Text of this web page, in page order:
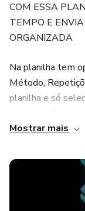
COM ESSA
TEMPO E
ORGANIZADA
Na planilha tem
Método,
planilha e só
além do que já
vídeo no
https://
Mostrar mais